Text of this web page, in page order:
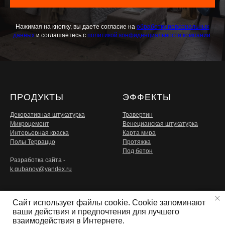
Нажимая на кнопку, вы даете согласие на обработку персональных
данных и соглашаетесь c политикой конфиденциальности компании.
ПРОДУКТЫ
Декоративная штукатурка
Микроцемент
Интерьерная краска
Полы Терраццо
Разработка сайта -
k.gubanov@yandex.ru
ЭФФЕКТЫ
Травертин
Венецианская штукатурка
Карта мира
Протяжка
Под бетон
Подбор цвета в офиса
Пробный выкрас
О нас
Блог
Свяжитесь с нами
Сайт использует файлы cookie. Cookie запоминают
ваши действия и предпочтения для лучшего
взаимодействия в Интернете.